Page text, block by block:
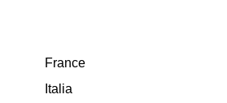
France
Italia